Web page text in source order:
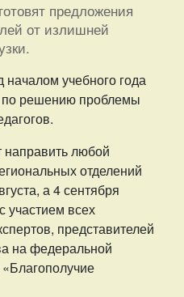
предложения
от излишней
учебного года
по решению проблемы
любой
отделений
а 4 сентября
участием всех
представителей
на федеральной